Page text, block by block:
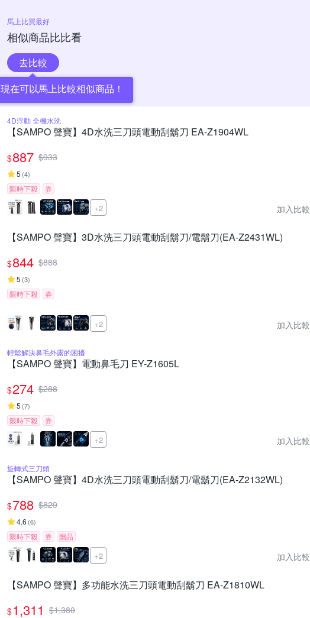
馬上比買最好
相似商品比比看
去比較
現在可以馬上比較相似商品！
4D浮動 全機水洗
【SAMPO 聲寶】4D水洗三刀頭電動刮鬍刀 EA-Z1904WL
$887 $933
5 (4)
限時下殺 券
+2 加入比較
【SAMPO 聲寶】3D水洗三刀頭電動刮鬍刀/電鬍刀(EA-Z2431WL)
$844 $888
5 (3)
限時下殺 券
+2 加入比較
輕鬆解決鼻毛外露的困擾
【SAMPO 聲寶】電動鼻毛刀 EY-Z1605L
$274 $288
5 (7)
限時下殺 券
+2 加入比較
旋轉式三刀頭
【SAMPO 聲寶】4D水洗三刀頭電動刮鬍刀/電鬍刀(EA-Z2132WL)
$788 $829
4.6 (6)
限時下殺 券 贈品
+2 加入比較
【SAMPO 聲寶】多功能水洗三刀頭電動刮鬍刀 EA-Z1810WL
$1,311 $1,380